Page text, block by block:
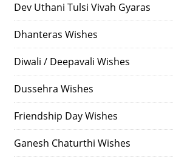
Dev Uthani Tulsi Vivah Gyaras
Dhanteras Wishes
Diwali / Deepavali Wishes
Dussehra Wishes
Friendship Day Wishes
Ganesh Chaturthi Wishes